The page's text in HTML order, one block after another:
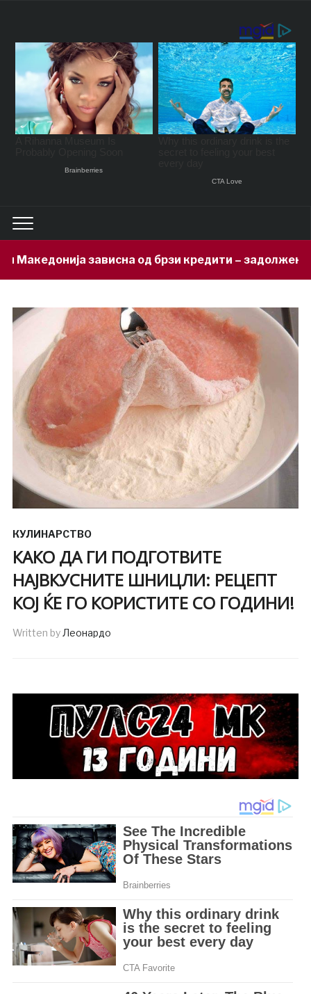
од брзи кредити – задолжени 333 милиони
КУЛИНАРСТВО
КАКО ДА ГИ ПОДГОТВИТЕ
НАЈВКУСНИТЕ ШНИЦЛИ: РЕЦЕПТ
КОЈ ЌЕ ГО КОРИСТИТЕ СО ГОДИНИ!
Written byЛеонардо